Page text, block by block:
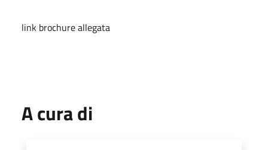
link brochure allegata
A cura di